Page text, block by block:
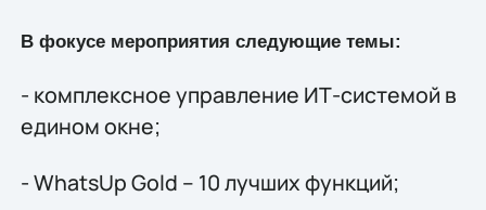
В фокусе мероприятия следующие темы:
- комплексное управление ИТ-системой в
едином окне;
- WhatsUp Gold – 10 лучших функций;